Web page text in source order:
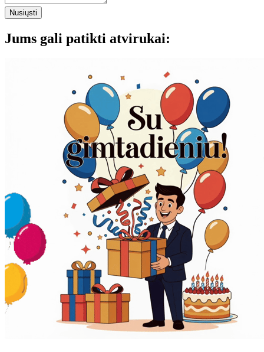
Nusiųsti
Jums gali patikti atvirukai: